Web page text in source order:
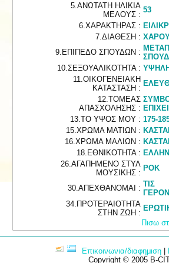
5.ΑΝΩΤΑΤΗ ΗΛΙΚΙΑ
ΜΕΛΟΥΣ :
53
6.ΧΑΡΑΚΤΗΡΑΣ :
7.ΔΙΑΘΕΣΗ :
9.ΕΠΙΠΕΔΟ ΣΠΟΥΔΩΝ :
10.ΣΕΞΟΥΑΛΙΚΟΤΗΤΑ : ΥΨΗΛΗ
11.ΟΙΚΟΓΕΝΕΙΑΚΗ
ΚΑΤΑΣΤΑΣΗ :
12.ΤΟΜΕΑΣ
ΑΠΑΣΧΟΛΗΣΗΣ :
13.ΤΟ ΥΨΟΣ ΜΟΥ : 175-
15.ΧΡΩΜΑ ΜΑΤΙΩΝ :
16.ΧΡΩΜΑ ΜΑΛΙΩΝ :
18.ΕΘΝΙΚΟΤΗΤΑ :
26.ΑΓΑΠΗΜΕΝΟ ΣΤΥΛ
ΜΟΥΣΙΚΗΣ :
ΡΟΚ
30.ΑΠΕΧΘΑΝΟΜΑΙ : ΤΙΣ
34.ΠΡΟΤΕΡΑΙΟΤΗΤΑ
ΣΤΗΝ ΖΩΗ :
Πισω
Επικοινωνια/διαφημιση|
Copyright © 2005 B-